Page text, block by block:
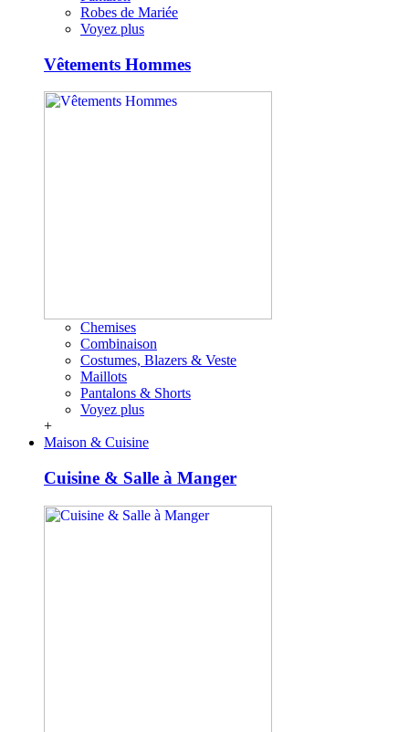
Robes de Mariée
Voyez plus
Vêtements Hommes
Chemises
Combinaison
Costumes, Blazers & Veste
Maillots
Pantalons & Shorts
Voyez plus
+
Maison & Cuisine
Cuisine & Salle à Manger